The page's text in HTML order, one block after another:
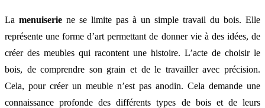
La menuiserie ne se limite pas à un simple travail du bois. Elle
représente une forme d’art permettant de donner vie à des idées, de
créer des meubles qui racontent une histoire. L’acte de choisir le
bois, de comprendre son grain et de le travailler avec précision.
Cela, pour créer un meuble n’est pas anodin. Cela demande une
connaissance profonde des différents types de bois et de leurs